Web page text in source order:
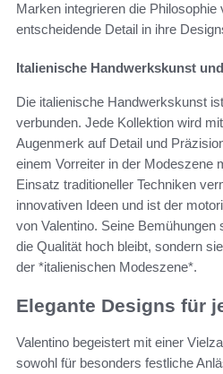
Marken integrieren die
entscheidende Detail in ihre
Italienische Handwerkskunst
Die italienische Handwerkskunst
verbunden. Jede Kollektion wird
Augenmerk auf Detail und
einem Vorreiter in der Modeszene
Einsatz traditioneller Techniken
innovativen Ideen und ist der
von Valentino. Seine Bemühungen
die Qualität hoch bleibt, sondern
der *italienischen Modeszene*.
Elegante Designs für
Valentino begeistert mit einer
sowohl für besonders festliche